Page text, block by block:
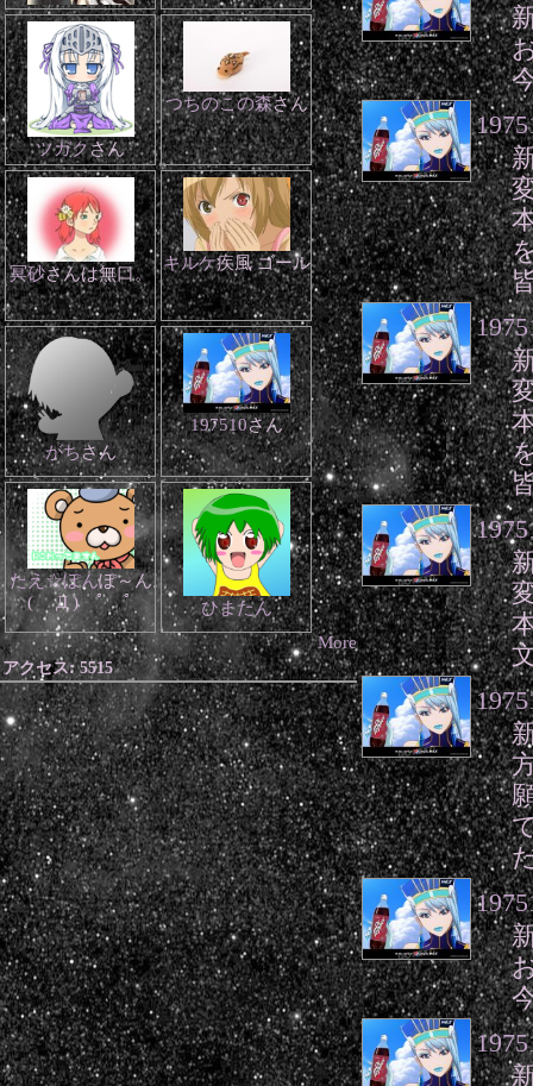
灰猫ゆい(。
≖ˇωˇ≖｡)
ツガクさん
つちのこの森さん
冥砂さんは無口。
キルケ疾風 ゴール
がちさん
197510さん
たえ☆ぽんぽ～ん
( Д ) ﾟ ﾟ
ひまたん
More
アクセス: 5515